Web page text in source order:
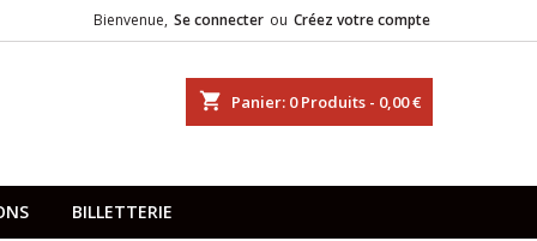
Bienvenue, Se connecter ou Créez votre compte
shopping_cart Panier: 0Produits - 0,00 €
BILLETTERIE